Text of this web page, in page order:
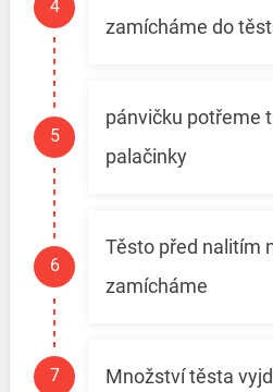
zamícháme do
pánvičku potřeme
palačinky
Těsto před nalitím
zamícháme
Množství těsta